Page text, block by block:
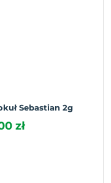
Sebastian 2g
zł